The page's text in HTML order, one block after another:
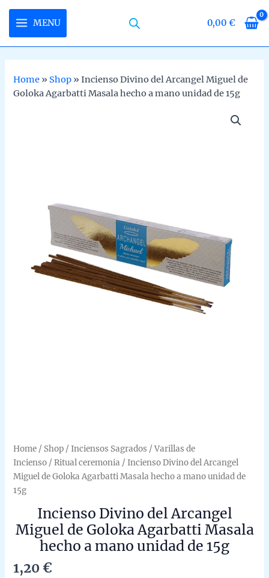
content
MENU 0,00€
Home » Shop »Incienso Divino del Arcangel Miguel de
Goloka Agarbatti Masala hecho a mano unidad de 15g
Home / Shop /Inciensos Sagrados /Varillas de
Incienso /Ritual ceremonia / Incienso Divino del Arcangel
Miguel de Goloka Agarbatti Masala hecho a mano unidad de
15g
Incienso Divino del Arcangel
Miguel de Goloka Agarbatti Masala
hecho a mano unidad de 15g
1,20€